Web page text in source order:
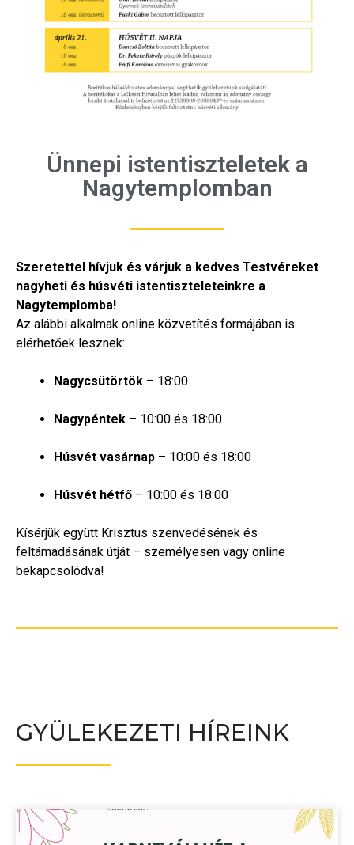
Ünnepi istentiszteletek a
Nagytemplomban
Szeretettel hívjuk és várjuk a kedves Testvéreket
nagyheti és húsvéti istentiszteleteinkre a
Nagytemplomba!
Az alábbi alkalmak online közvetítés formájában is
elérhetőek lesznek:
Nagycsütörtök – 18:00
Nagypéntek – 10:00 és 18:00
Húsvét vasárnap – 10:00 és 18:00
Húsvét hétfő – 10:00 és 18:00
Kísérjük együtt Krisztus szenvedésének és
feltámadásának útját – személyesen vagy online
bekapcsolódva!
GYÜLEKEZETI HÍREINK